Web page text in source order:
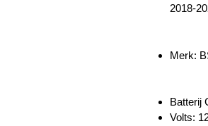
2018-
Merk:
Batterij
Volts: